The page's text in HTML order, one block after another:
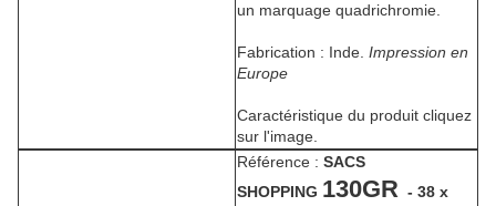
un marquage quadrichromie.
Fabrication : Inde. Impression en
Europe
Caractéristique du produit cliquez
sur l'image.
Référence : SACS
SHOPPING 130GR - 38 x